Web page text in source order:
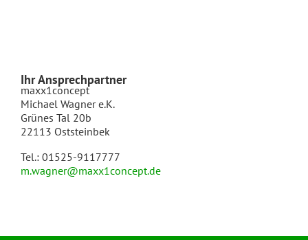
Ihr Ansprechpartner
maxx1concept
Michael Wagner e.K.
Grünes Tal 20b
22113 Oststeinbek
Tel.: 01525-9117777
m.wagner@maxx1concept.de